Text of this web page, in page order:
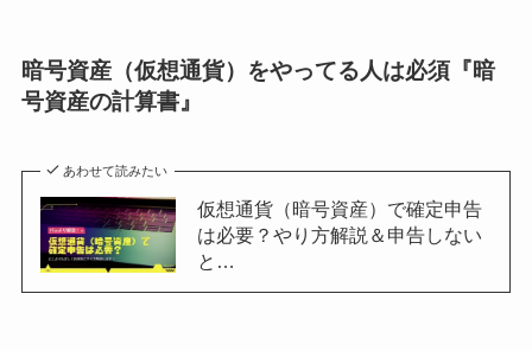
暗号資産（仮想通貨）をやってる人は必須『暗
号資産の計算書』
あわせて読みたい
仮想通貨（暗号資産）で確定申告
は必要？やり方解説＆申告しない
と…